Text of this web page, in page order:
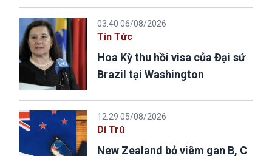
03:40 06/08/2026
Tin Tức
Hoa Kỳ thu hồi visa của Đại sứ
Brazil tại Washington
12:29 05/08/2026
Di Trú
New Zealand bỏ viêm gan B, C